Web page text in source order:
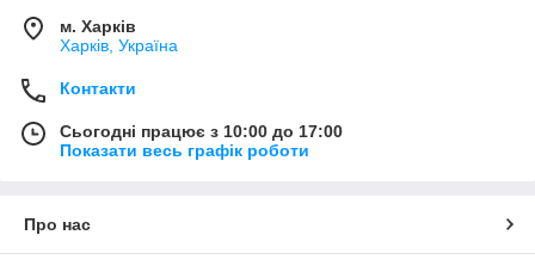
м. Харків
Харків, Україна
Контакти
Сьогодні працює з 10:00 до 17:00
Показати весь графік роботи
Про нас